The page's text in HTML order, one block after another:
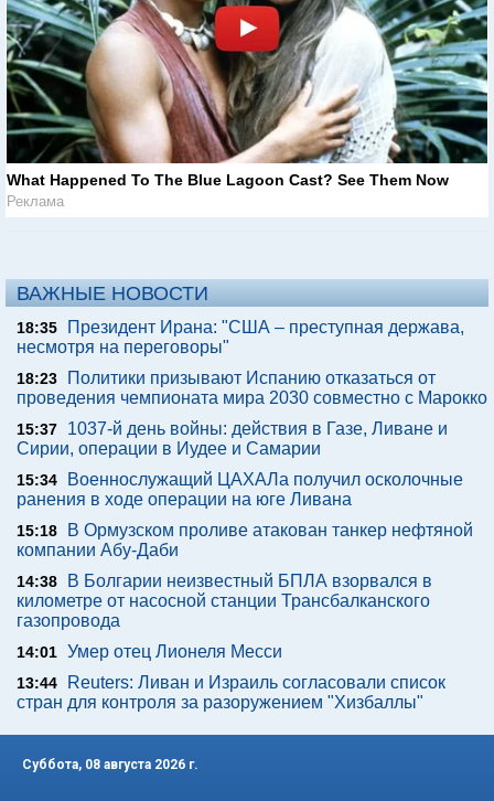
What Happened To The Blue Lagoon Cast? See Them Now
Реклама
ВАЖНЫЕ НОВОСТИ
18:35
Президент Ирана: "США – преступная держава,
несмотря на переговоры"
18:23
Политики призывают Испанию отказаться от
проведения чемпионата мира 2030 совместно с Марокко
15:37
1037-й день войны: действия в Газе, Ливане и
Сирии, операции в Иудее и Самарии
15:34
Военнослужащий ЦАХАЛа получил осколочные
ранения в ходе операции на юге Ливана
15:18
В Ормузском проливе атакован танкер нефтяной
компании Абу-Даби
14:38
В Болгарии неизвестный БПЛА взорвался в
километре от насосной станции Трансбалканского
газопровода
14:01 Умер отец Лионеля Месси
13:44
Reuters: Ливан и Израиль согласовали список
стран для контроля за разоружением "Хизбаллы"
Суббота, 08 августа 2026 г.